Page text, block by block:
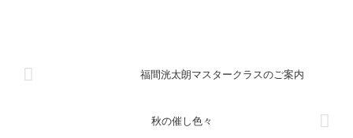
福間洸太朗マスタークラスのご案内
秋の催し色々